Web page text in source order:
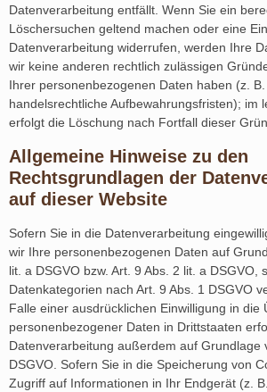
Datenverarbeitung entfällt. Wenn Sie ein
Löschersuchen geltend machen oder eine
Datenverarbeitung widerrufen, werden Ihre
wir keine anderen rechtlich zulässigen
Ihrer personenbezogenen Daten haben (z.
handelsrechtliche Aufbewahrungsfristen); im
erfolgt die Löschung nach Fortfall dieser
Allgemeine Hinweise zu den
Rechtsgrundlagen der
auf dieser Website
Sofern Sie in die Datenverarbeitung
wir Ihre personenbezogenen Daten auf
lit. a DSGVO bzw. Art. 9 Abs. 2 lit. a DSGVO,
Datenkategorien nach Art. 9 Abs. 1 DSGVO
Falle einer ausdrücklichen Einwilligung in die
personenbezogener Daten in Drittstaaten
Datenverarbeitung außerdem auf Grundlage
DSGVO. Sofern Sie in die Speicherung von
Zugriff auf Informationen in Ihr Endgerät (z.